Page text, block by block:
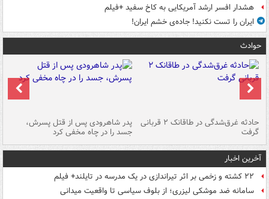
هشدار افسر ارشد آمریکایی به کاخ سفید +فیلم
ایران را تست نکنید! جاده‌ی خشم ایران!
حوادث
حادثه غرق‌شدگی در طاقانک ۲ قربانی
گرفت
پدر شاهرودی پس از قتل پسرش،
جسد را در چاه مخفی کرد
آخرین اخبار
۲۲ کشته و زخمی بر اثر تیراندازی در یک مدرسه در تایلند+ فیلم
سامانه ضد موشکی لیزری؛ از بلوف سیاسی تا واقعیت میدانی